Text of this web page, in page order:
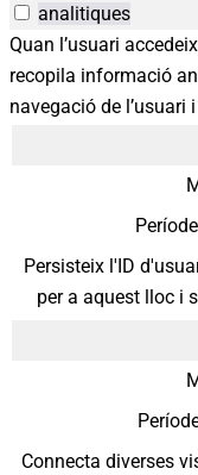
analitiques
Quan l’usuari
recopila informació
navegació de
Persisteix l'ID
per a aquest lloc i
Connecta diverses